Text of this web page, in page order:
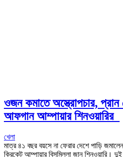
ওজন কমাতে অস্ত্রোপচার,
আফগান আম্পায়ার শিনওয়ারির
খেলা
মাত্র ৪১ বছর বয়সে না ফেরার দেশে পাড়ি
ক্রিকেট আম্পায়ার বিসমিল্লা জান শিনওয়ারি।